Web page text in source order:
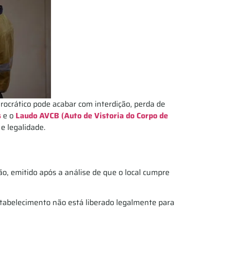
pode acabar com interdição, perda de
e o Laudo AVCB (Auto de Vistoria do Corpo de
legalidade.
emitido após a análise de que o local cumpre
não está liberado legalmente para